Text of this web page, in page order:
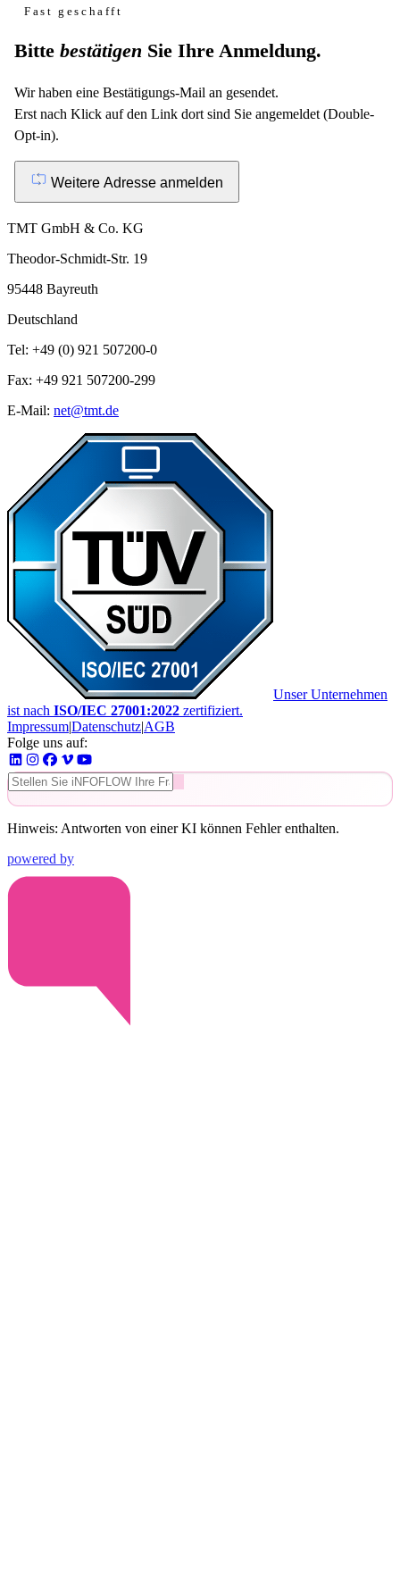
Fast geschafft
Bitte bestätigen Sie Ihre Anmeldung.
Wir haben eine Bestätigungs-Mail an gesendet.
Erst nach Klick auf den Link dort sind Sie angemeldet (Double-
Opt-in).
Weitere Adresse anmelden
TMT GmbH & Co. KG
Theodor-Schmidt-Str. 19
95448 Bayreuth
Deutschland
Tel: +49 (0) 921 507200-0
Fax: +49 921 507200-299
E-Mail: net@tmt.de
Unser Unternehmen
ist nach ISO/IEC 27001:2022 zertifiziert.
Impressum|Datenschutz|AGB
Folge uns auf:
Hinweis: Antworten von einer KI können Fehler enthalten.
powered by